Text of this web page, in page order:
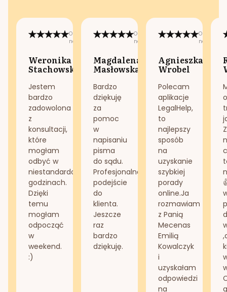
Opublikowano
na:
Weronika
Stachowska
Jestem
bardzo
zadowolona
z
konsultacji,
które
mogłam
odbyć w
niestandardowych
godzinach.
Dzięki
temu
mogłam
odpocząć
w
weekend.
:)
Opublikowano
na:
Magdalena
Masłowska
Bardzo
dziękuję
za
pomoc
w
napisaniu
pisma
do sądu.
Profesjonalne
podejście
do
klienta.
Jeszcze
raz
bardzo
dziękuję.
na:
Agnieszka
Wrobel
Polecam
aplikacje
LegalHelp,
to
najlepszy
sposób
na
uzyskanie
szybkiej
porady
online.Ja
rozmawiam
z Panią
Mecenas
Emilią
Kowalczyk
i
uzyskałam
odpowiedzi
na